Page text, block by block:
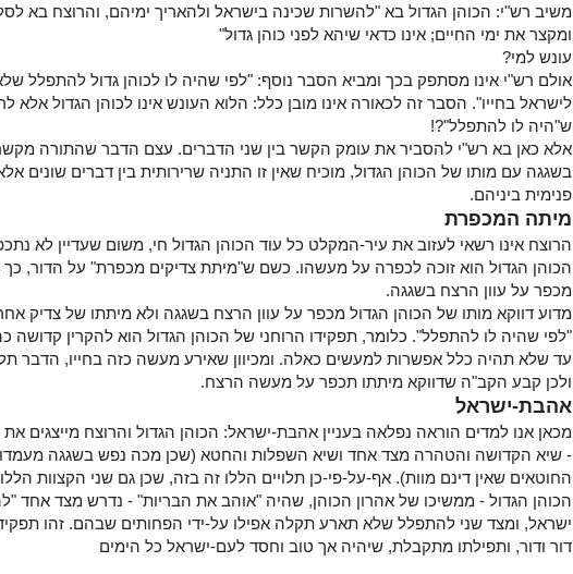
משיב רש"י: הכוהן הגדול בא "להשרות שכינה בישראל ולהאריך ימיהם, והרוצח בא
ומקצר את ימי החיים; אינו כדאי שיהא לפני כוהן גדול"
עונש למי?
אולם רש"י אינו מסתפק בכך ומביא הסבר נוסף: "לפי שהיה לו לכוהן גדול להתפלל
לישראל בחייו". הסבר זה לכאורה אינו מובן כלל: הלוא העונש אינו לכוהן הגדול אלא
ש"היה לו להתפלל"?!
אלא כאן בא רש"י להסביר את עומק הקשר בין שני הדברים. עצם הדבר שהתורה
בשגגה עם מותו של הכוהן הגדול, מוכיח שאין זו התניה שרירותית בין דברים שונים
פנימית ביניהם.
מיתה המכפרת
הרוצח אינו רשאי לעזוב את עיר-המקלט כל עוד הכוהן הגדול חי, משום שעדיין לא
הכוהן הגדול הוא זוכה לכפרה על מעשהו. כשם ש"מיתת צדיקים מכפרת" על הדור, כך
מכפר על עוון הרצח בשגגה.
מדוע דווקא מותו של הכוהן הגדול מכפר על עוון הרצח בשגגה ולא מיתתו של צדיק
"לפי שהיה לו להתפלל". כלומר, תפקידו הרוחני של הכוהן הגדול הוא להקרין קדושה
עד שלא תהיה כלל אפשרות למעשים כאלה. ומכיוון שאירע מעשה כזה בחייו, הדבר
ולכן קבע הקב"ה שדווקא מיתתו תכפר על מעשה הרצח.
אהבת-ישראל
מכאן אנו למדים הוראה נפלאה בעניין אהבת-ישראל: הכוהן הגדול והרוצח מייצגים
- שיא הקדושה והטהרה מצד אחד ושיא השפלות והחטא (שכן מכה נפש בשגגה מעמדו
החוטאים שאין דינם מוות). אף-על-פי-כן תלויים הללו זה בזה, שכן גם שני הקצוות
הכוהן הגדול - ממשיכו של אהרון הכוהן, שהיה "אוהב את הבריות" - נדרש מצד אחד
ישראל, ומצד שני להתפלל שלא תארע תקלה אפילו על-ידי הפחותים שבהם. זהו
דור ודור, ותפילתו מתקבלת, שיהיה אך טוב וחסד לעם-ישראל כל הימים